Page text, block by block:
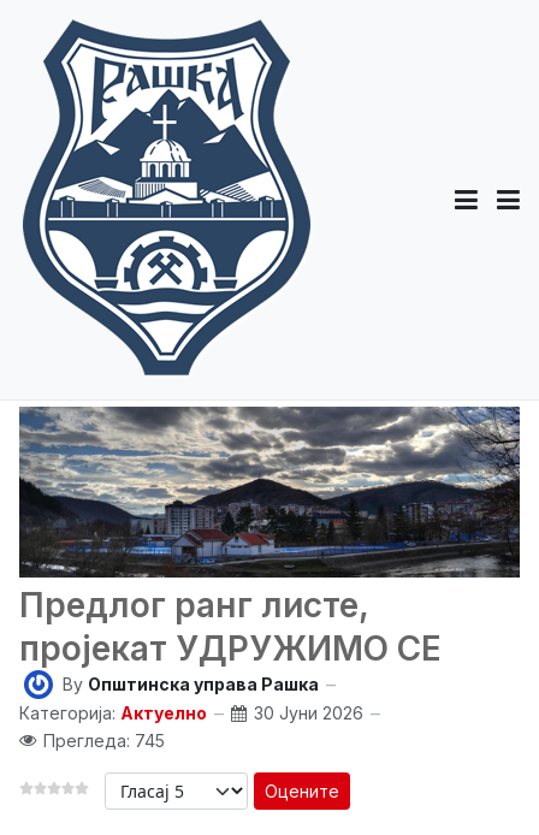
Предлог ранг листе,
пројекат УДРУЖИМО СЕ
By Општинска управа Рашка
Категорија: Актуелно
30 Јуни 2026
Прегледа: 745
Оцените